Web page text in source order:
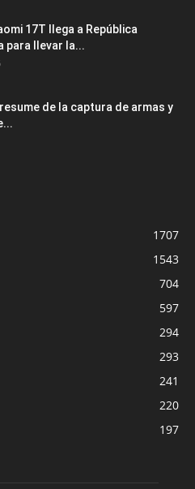
17T llega a República
para llevar la...
de la captura de armas y
1707
1543
704
597
294
293
241
220
197